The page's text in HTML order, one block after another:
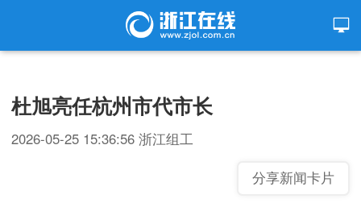
杜旭亮任杭州市代市长
2026-05-25 15:36:56 浙江组工
分享新闻卡片